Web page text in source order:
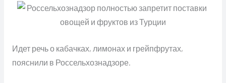
Идет речь о кабачках, лимонах и грейпфрутах,
пояснили в Россельхознадзоре.